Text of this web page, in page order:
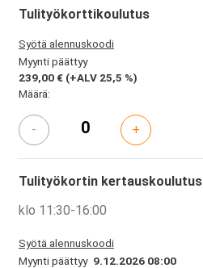
Tulityökorttikoulutus
Syötä alennuskoodi
Myynti päättyy
239,00 € (+ALV 25,5 %)
Määrä:
- +
Tulityökortin kertauskoulutus
klo 11:30-16:00
Syötä alennuskoodi
Myynti päättyy 9.12.2026 08:00